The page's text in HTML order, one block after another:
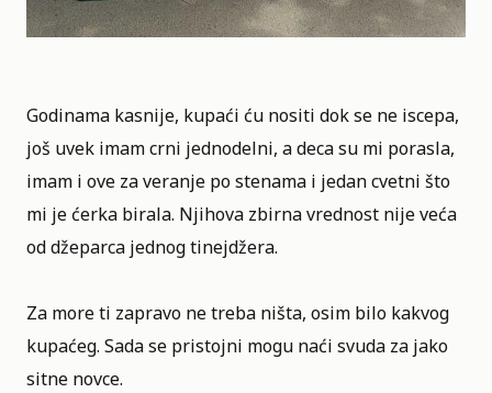
Godinama kasnije, kupaći ću nositi dok se ne iscepa,
još uvek imam crni jednodelni, a deca su mi porasla,
imam i ove za veranje po stenama i jedan cvetni što
mi je ćerka birala. Njihova zbirna vrednost nije veća
od džeparca jednog tinejdžera.
Za more ti zapravo ne treba ništa, osim bilo kakvog
kupaćeg. Sada se pristojni mogu naći svuda za jako
sitne novce.